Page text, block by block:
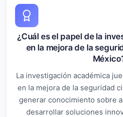
¿Cuál es el papel de la
en la mejora de la
La investigación académica
en la mejora de la seguridad
generar conocimiento sobre
desarrollar soluciones